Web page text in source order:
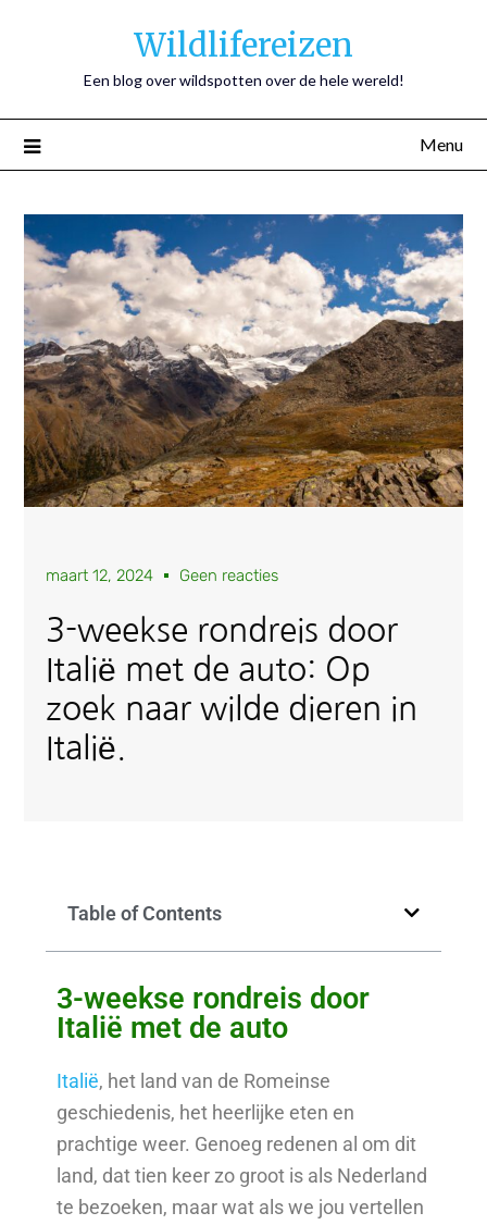
Wildlifereizen
Een blog over wildspotten over de hele wereld!
Menu
maart 12, 2024 Geen reacties
3-weekse rondreis door
Italië met de auto: Op
zoek naar wilde dieren in
Italië.
Table of Contents
3-weekse rondreis door
Italië met de auto
Italië, het land van de Romeinse
geschiedenis, het heerlijke eten en
prachtige weer. Genoeg redenen al om dit
land, dat tien keer zo groot is als Nederland
te bezoeken, maar wat als we jou vertellen